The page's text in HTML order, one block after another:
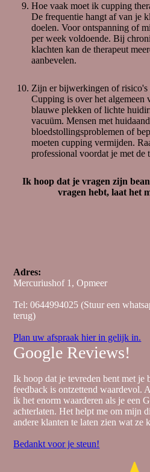
Hoeveel behandelingen
merkbare resultaten?
Het aantal benodigde
persoon, afhankelijk van
de individuele reactie op de
algemeen worden
behandelfrequentie kan
optimaliseren en te
Zijn er bijwerkingen
bindweefselmassage?
In sommige gevallen kan
tijdelijke bijwerkingen
spierpijn, vermoeidheid of
die vanzelf verdwijnen.
voldoende water te drinken
lichaam te helpen bij het
bindweefselmassage een
is, waarbij de therapeut
in combinatie met zachte
met harde cups, een
zijn werk laat doen. De
bindweefselmassage en
individuele voorkeuren,
Wat is dry cuppingtherapie
Dry cupping is een
de huid worden geplaatst
maken en de doorbloeding
bij het losmaken van
verbeteren van de
bloed en het afvoeren van
Is cuppingtherapie pijnlijk?
Hoe vaak moet ik cupping
De frequentie hangt af van je
doelen. Voor ontspanning of
per week voldoende. Bij
klachten kan de therapeut
aanbevelen.
Zijn er bijwerkingen of risico's
Cupping is over het algemeen
blauwe plekken of lichte
vacuüm. Mensen met
bloedstollingsproblemen of
moeten cupping vermijden.
professional voordat je met de
Ik hoop dat je vragen zijn
vragen hebt, laat het
Adres:
Mercuriushof 1, Opmeer
Tel: 0644994025 (Stuur een
terug)
Plan uw afspraak hier in gelijk in.
Google Reviews!
Ik hoop dat je tevreden bent met
feedback is ontzettend waardevol.
ik het enorm waarderen als je een
achterlaten. Het helpt me om mijn
andere klanten te laten zien wat ze
Bedankt voor je steun!